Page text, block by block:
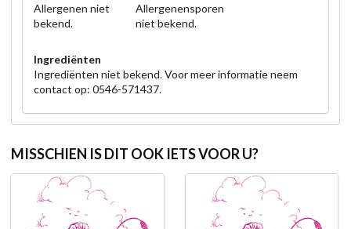
Allergenen niet
bekend.
Allergenensporen
niet bekend.
Ingrediënten
Ingrediënten niet bekend. Voor meer informatie neem
contact op: 0546-571437.
MISSCHIEN IS DIT OOK IETS VOOR U?